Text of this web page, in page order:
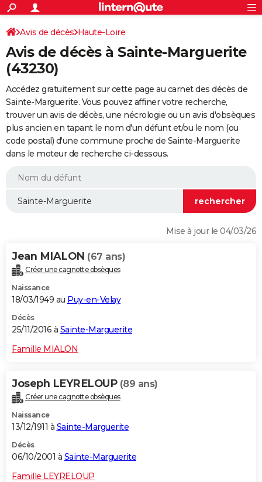
ACTUALITÉS
Politique
Société
Faits Divers
Education
Monde
Villes
+
SPORT
Coupe du monde 2026
Football
Tennis
Cyclisme
Rugby
Forum
FINANCE
Retraite
Impôts
Epargne
Immobilier
Risques naturels par ville
Banque
Assurance
Crédit
Essais
Réserver un essai
Citadines
Berlines
SUV
Forum auto
+
HIGH-TECH
Mobiles
Meilleur smartphone
Internet
Ordinateurs
Jeux vidéo
Guide high-tech
+
BRICOLAGE
Forum
Aménagement intérieur
Extérieur
Cuisine
Salle de bains
Jardinage
Rangement
WEEK-END
Guides de France
Escapades
Patrimoine
Expositions
Musées
Week-end nature
LIFESTYLE
Alimentation
Guide de la santé
Maladies
Médicaments
Sommeil
VOYAGE
Destinations
City break
Voyage nature
Voyage de noces
Forum
Climat
+PHOTO
GUIDES D'ACHAT
BONS PLANS
CARTE DE VOEUX
Dictionnaire
Biographies
Citations
Expressions
Proverbes
PROGRAMME TV
COPAINS D'AVANT
S'inscrire
Se connecter
Lycées
Collèges
Primaires
Universités
Entreprises
Service militaire
Avis de recherche
AVIS DE DÉCÈS
S'inscrire
Connexion
Avis de décès Haute-Loire
Avis de décès à Sainte-Marguerite
(43230)
Accédez gratuitement sur cette page au carnet des décès de
Sainte-Marguerite. Vous pouvez affiner votre recherche,
trouver un avis de décès, une nécrologie ou un avis d'obsèques
plus ancien en tapant le nom d'un défunt et/ou le nom (ou
code postal) d'une commune proche de Sainte-Marguerite
dans le moteur de recherche ci-dessous.
Mise à jour le 04/03/26
Jean MIALON (67 ans)
Créer une cagnotte obsèques
Naissance
18/03/1949 au Puy-en-Velay
Décès
25/11/2016 à Sainte-Marguerite
Famille MIALON
Joseph LEYRELOUP (89 ans)
Créer une cagnotte obsèques
Naissance
13/12/1911 à Sainte-Marguerite
Décès
06/10/2001 à Sainte-Marguerite
Famille LEYRELOUP